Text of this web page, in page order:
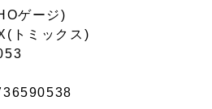
ゲージ)
トミックス)